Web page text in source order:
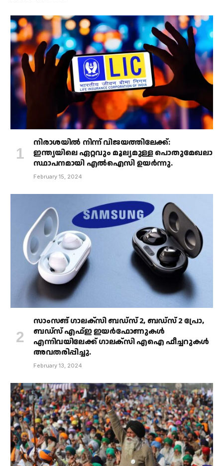
നിരാശയിൽ നിന്ന് വിജയത്തിലേക്ക്:
ഇന്ത്യയിലെ ഏറ്റവും മൂല്യമുള്ള പൊതുമേഖലാ
സ്ഥാപനമായി എൽഐസി ഉയർന്നു.
February 15, 2024
സാംസങ് ഗാലക്‌സി ബഡ്‌സ് 2, ബഡ്‌സ് 2 പ്രോ,
ബഡ്‌സ് എഫ്ഇ ഇയർഫോണുകൾ
എന്നിവയിലേക്ക് ഗാലക്‌സി എഐ ഫീച്ചറുകൾ
അവതരിപ്പിച്ചു.
February 13, 2024